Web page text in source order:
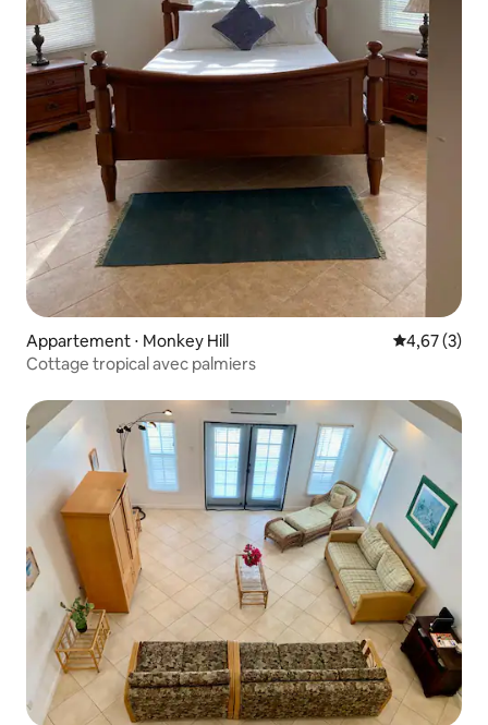
Appartement ⋅ Monkey Hill Évaluation
4,67 (3)
Cottage tropical avec palmiers